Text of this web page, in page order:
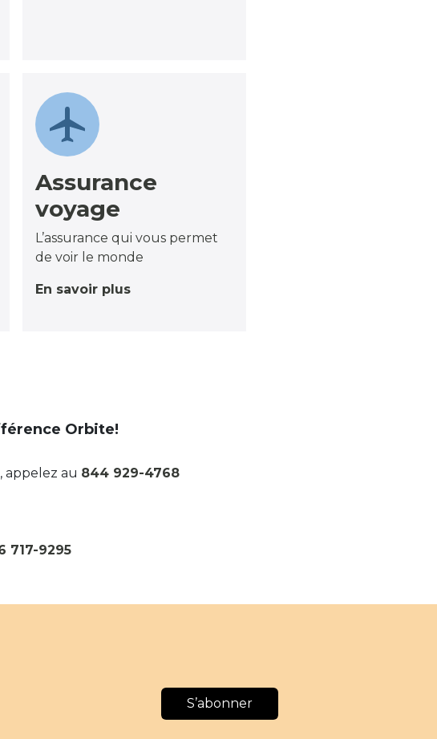
Assurance
voyage
L’assurance qui vous permet
de voir le monde
En savoir plus
Orbite!
, appelez au 844 929-4768
717-9295
S’abonner